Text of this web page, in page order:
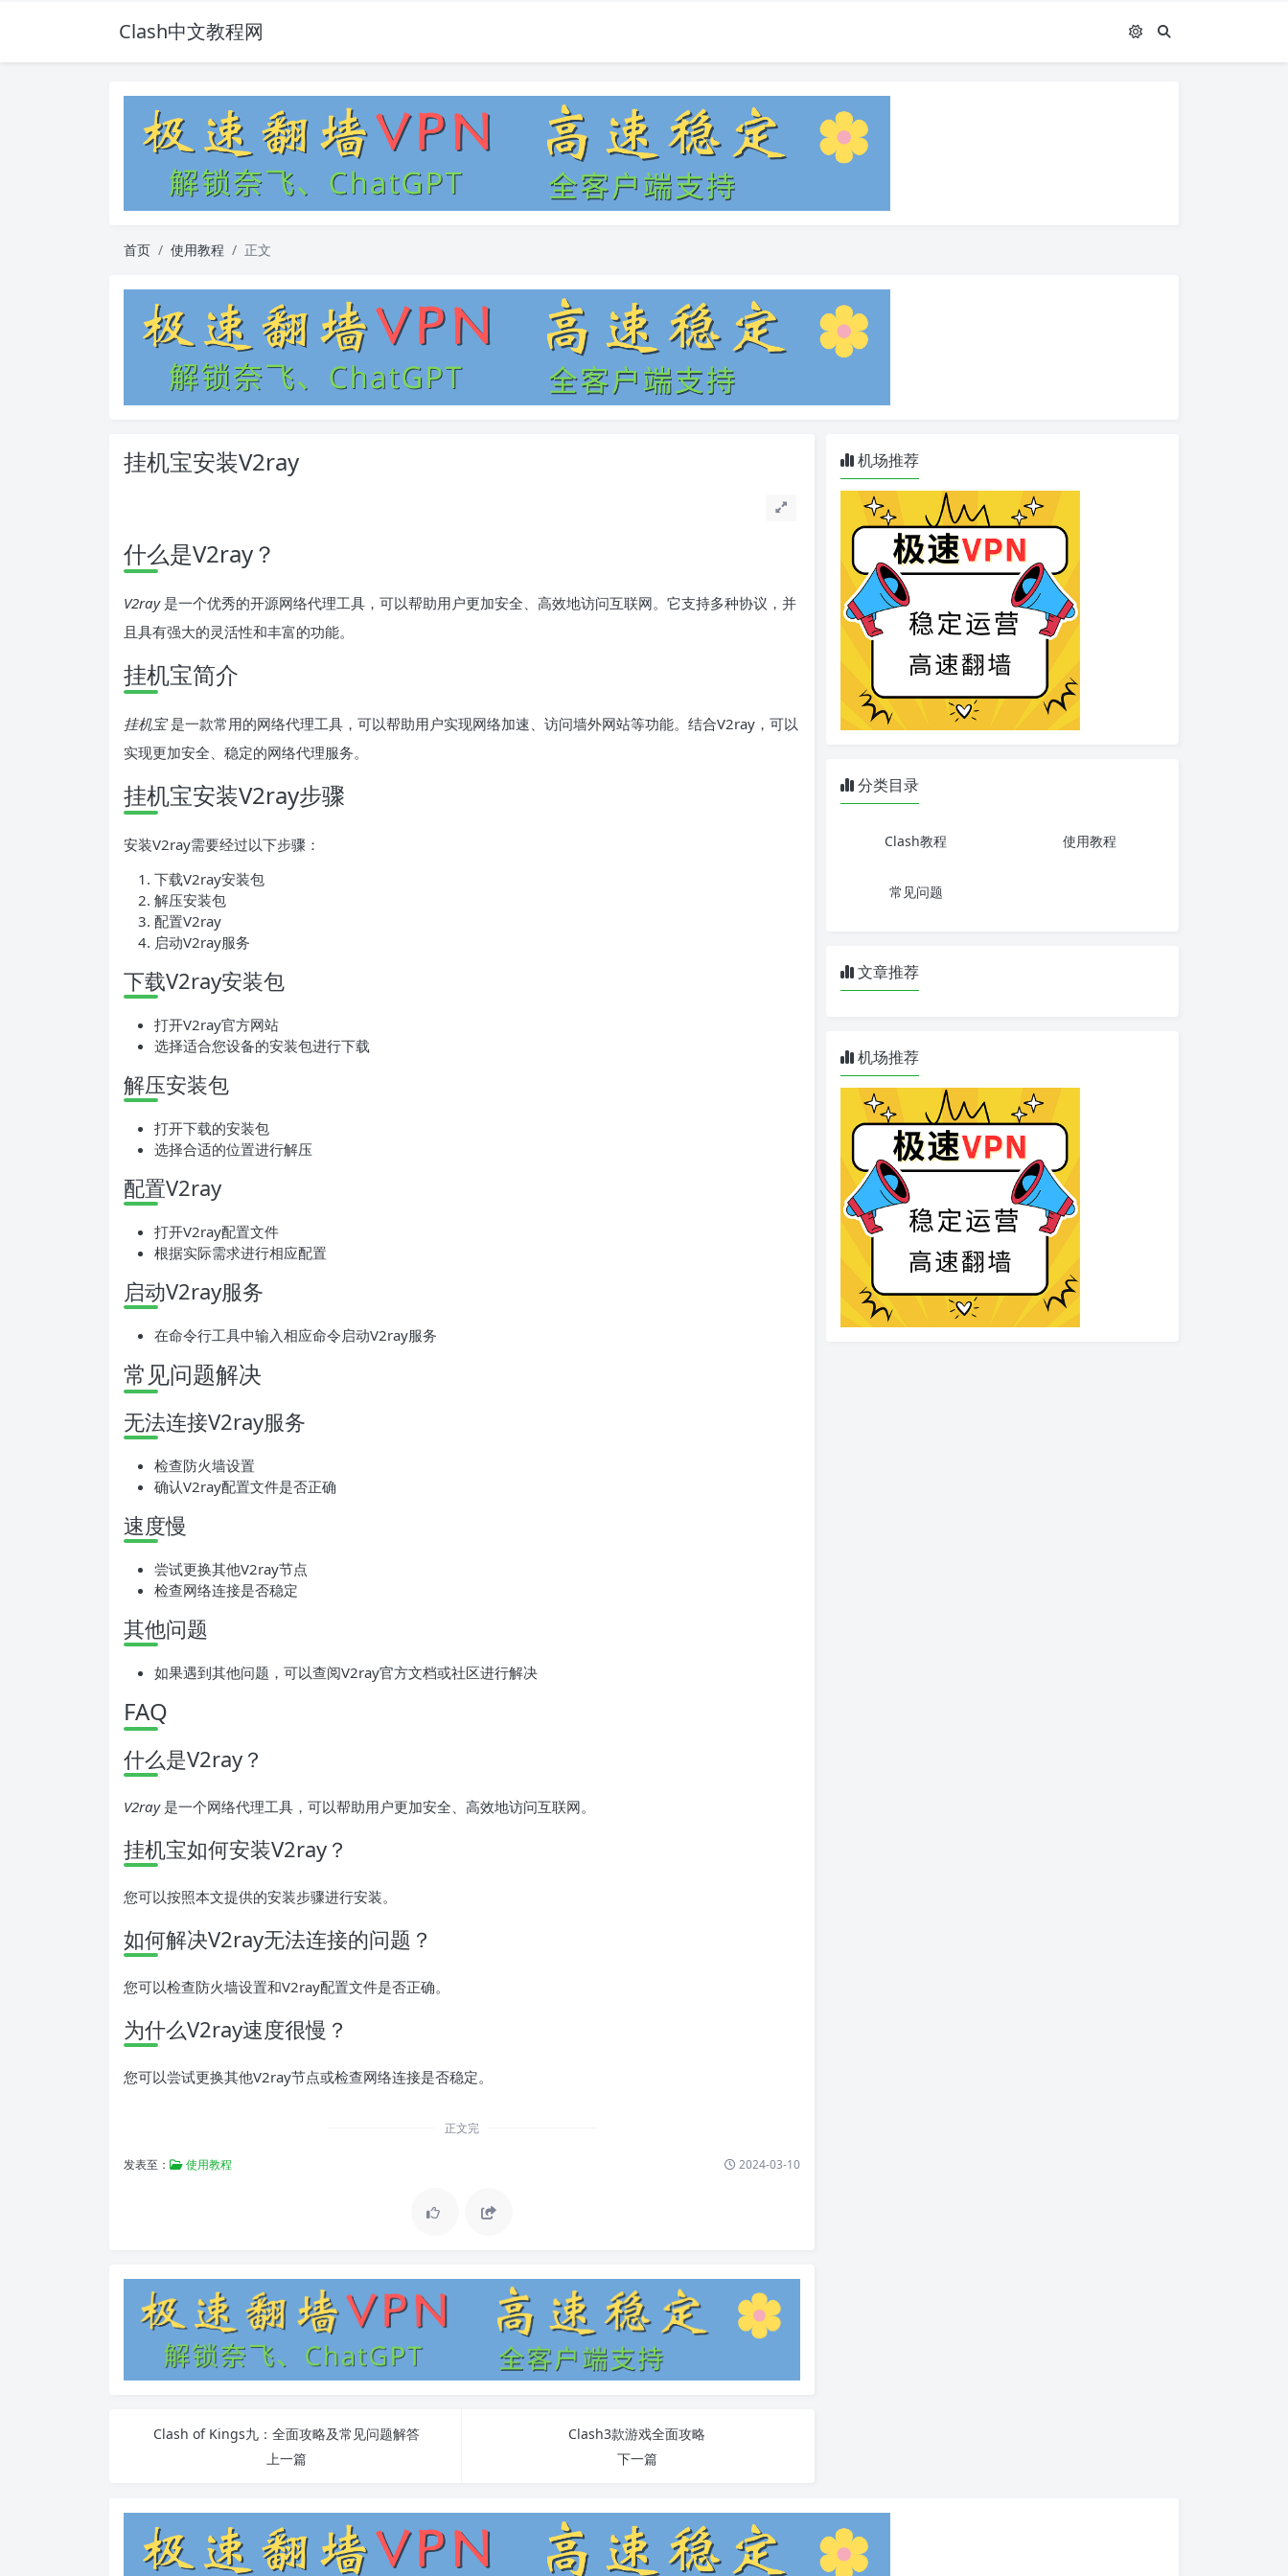
Clash中文教程网
首页 使用教程 正文
挂机宝安装V2ray
什么是V2ray？
V2ray是一个优秀的开源网络代理工具，可以帮助用户更加安全、高效地访问互联网。它支持多种协议，并
且具有强大的灵活性和丰富的功能。
挂机宝简介
挂机宝是一款常用的网络代理工具，可以帮助用户实现网络加速、访问墙外网站等功能。结合V2ray，可以
实现更加安全、稳定的网络代理服务。
挂机宝安装V2ray步骤
安装V2ray需要经过以下步骤：
下载V2ray安装包
解压安装包
配置V2ray
启动V2ray服务
下载V2ray安装包
打开V2ray官方网站
选择适合您设备的安装包进行下载
解压安装包
打开下载的安装包
选择合适的位置进行解压
配置V2ray
打开V2ray配置文件
根据实际需求进行相应配置
启动V2ray服务
在命令行工具中输入相应命令启动V2ray服务
常见问题解决
无法连接V2ray服务
检查防火墙设置
确认V2ray配置文件是否正确
速度慢
尝试更换其他V2ray节点
检查网络连接是否稳定
其他问题
如果遇到其他问题，可以查阅V2ray官方文档或社区进行解决
FAQ
什么是V2ray？
V2ray是一个网络代理工具，可以帮助用户更加安全、高效地访问互联网。
挂机宝如何安装V2ray？
您可以按照本文提供的安装步骤进行安装。
如何解决V2ray无法连接的问题？
您可以检查防火墙设置和V2ray配置文件是否正确。
为什么V2ray速度很慢？
您可以尝试更换其他V2ray节点或检查网络连接是否稳定。
正文完
发表至： 使用教程 2024-03-10
Clash of Kings九：全面攻略及常见问题解答
上一篇
Clash3款游戏全面攻略
下一篇
机场推荐
分类目录
Clash教程 使用教程
常见问题
文章推荐
机场推荐